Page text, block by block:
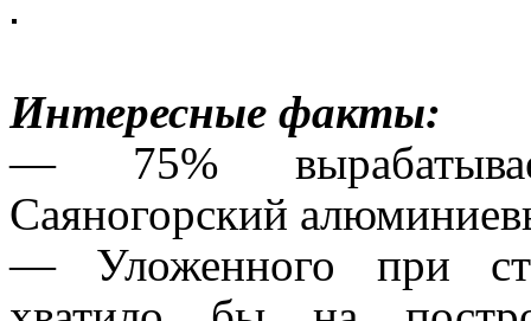
Интересные факты:
— 75%
Саяногорский
— Уложенного при